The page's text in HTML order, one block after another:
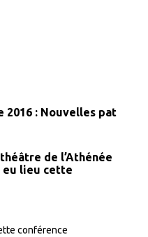
2016 : Nouvelles
de l’Athénée
eu lieu cette
conférence